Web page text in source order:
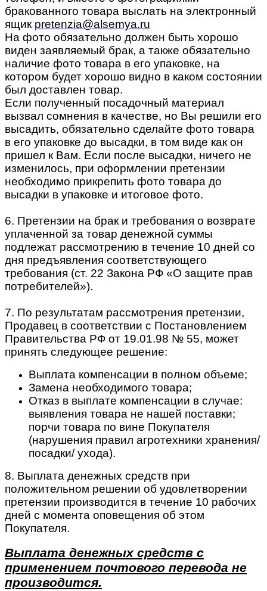
бракованного товара выслать на электронный
ящик pretenzia@alsemya.ru
На фото обязательно должен быть хорошо
виден заявляемый брак, а также обязательно
наличие фото товара в его упаковке, на
котором будет хорошо видно в каком состоянии
был доставлен товар.
Если полученный посадочный материал
вызвал сомнения в качестве, но Вы решили его
высадить, обязательно сделайте фото товара
в его упаковке до высадки, в том виде как он
пришел к Вам. Если после высадки, ничего не
изменилось, при оформлении претензии
необходимо прикрепить фото товара до
высадки в упаковке и итоговое фото.
6. Претензии на брак и требования о возврате
уплаченной за товар денежной суммы
подлежат рассмотрению в течение 10 дней со
дня предъявления соответствующего
требования (ст. 22 Закона РФ «О защите прав
потребителей»).
7. По результатам рассмотрения претензии,
Продавец в соответствии с Постановлением
Правительства РФ от 19.01.98 № 55, может
принять следующее решение:
Выплата компенсации в полном объеме;
Замена необходимого товара;
Отказ в выплате компенсации в случае:
выявления товара не нашей поставки;
порчи товара по вине Покупателя
(нарушения правил агротехники хранения/
посадки/ ухода).
8. Выплата денежных средств при
положительном решении об удовлетворении
претензии производится в течение 10 рабочих
дней с момента оповещения об этом
Покупателя.
Выплата денежных средств с
применением почтового перевода не
производится.